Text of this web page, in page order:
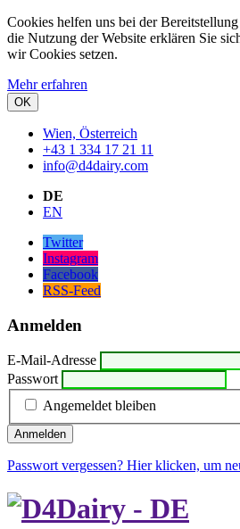
Cookies helfen uns bei der
die Nutzung der Website erklären Sie
wir Cookies setzen.
Mehr erfahren
OK
Wien, Österreich
+43 1 334 17 21 11
info@d4dairy.com
DE
EN
Twitter
Instagram
Facebook
RSS-Feed
Anmelden
E-Mail-Adresse
Passwort
Angemeldet bleiben
Anmelden
Passwort vergessen? Hier klicken, um